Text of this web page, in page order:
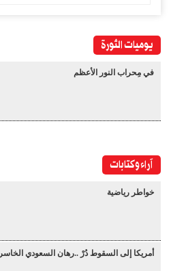
يوميات الثورة
في مِحراب النور الأعظم
آراء وكتابات
خواطر رياضية
أمريكا إلى السقوط دُرْ ..رهان السعودي الخاسر